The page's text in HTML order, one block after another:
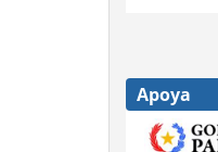
Apoya